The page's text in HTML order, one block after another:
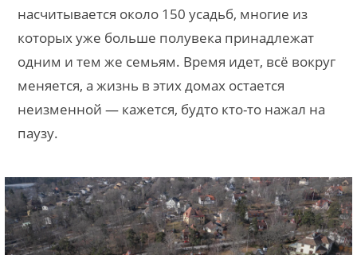
насчитывается около 150 усадьб, многие из
которых уже больше полувека принадлежат
одним и тем же семьям. Время идет, всё вокруг
меняется, а жизнь в этих домах остается
неизменной — кажется, будто кто-то нажал на
паузу.